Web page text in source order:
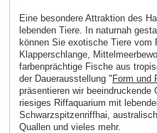
Eine besondere Attraktion des
lebenden Tiere. In naturnah
können Sie exotische Tiere vom
Klapperschlange,
farbenprächtige Fische aus
der Dauerausstellung "Form und
präsentieren wir beeindruckende
riesiges Riffaquarium mit
Schwarzspitzenriffhai,
Quallen und vieles mehr.